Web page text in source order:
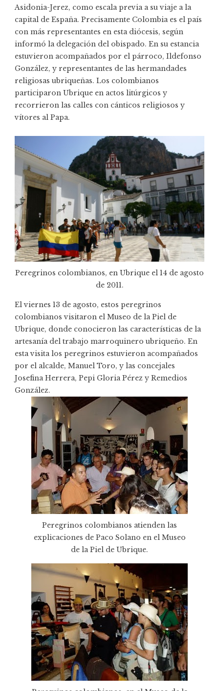
Asidonia-Jerez, como escala previa a su viaje a la
capital de España. Precisamente Colombia es el país
con más representantes en esta diócesis, según
informó la delegación del obispado. En su estancia
estuvieron acompañados por el párroco, Ildefonso
González, y representantes de las hermandades
religiosas ubriqueñas. Los colombianos
participaron Ubrique en actos litúrgicos y
recorrieron las calles con cánticos religiosos y
vítores al Papa.
Peregrinos colombianos, en Ubrique el 14 de agosto
de 2011.
El viernes 13 de agosto, estos peregrinos
colombianos visitaron el Museo de la Piel de
Ubrique, donde conocieron las características de la
artesanía del trabajo marroquinero ubriqueño. En
esta visita los peregrinos estuvieron acompañados
por el alcalde, Manuel Toro, y las concejales
Josefina Herrera, Pepi Gloria Pérez y Remedios
González.
Peregrinos colombianos atienden las
explicaciones de Paco Solano en el Museo
de la Piel de Ubrique.